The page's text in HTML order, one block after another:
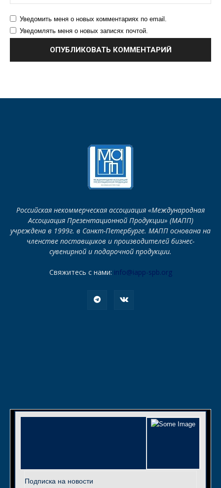
Уведомить меня о новых комментариях по email.
Уведомлять меня о новых записях почтой.
Российская некоммерческая ассоциация «Международная
Ассоциация Презентационной Продукции» (МАПП)
учреждена в 1999г. в Санкт-Петербурге. МАПП основана на
членстве поставщиков и производителей бизнес-
сувенирной и подарочной продукции.
Свяжитесь с нами: info@iapp-spb.org
Подписка на новости